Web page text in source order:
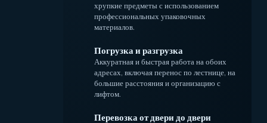
хрупкие предметы с использованием
профессиональных упаковочных
материалов.
Погрузка и разгрузка
Аккуратная и быстрая работа на обоих
адресах, включая перенос по лестнице, на
большие расстояния и организацию с
лифтом.
Перевозка от двери до двери